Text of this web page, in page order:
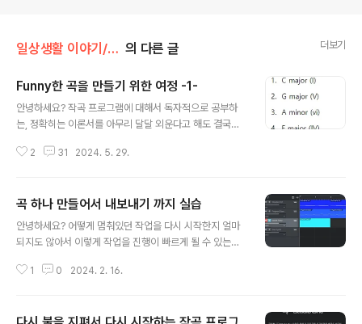
일상생활 이야기/작곡 프로그램 독학 의 다른 글 더보기
Funny한 곡을 만들기 위한 여정 -1-
안녕하세요? 작곡 프로그램에 대해서 독자적으로 공부하
는, 정확히는 이론서를 아무리 달달 외운다고 해도 결국은
게 해서든 간에 일단 코메디에 쓸수 있는 즐거운 곡을 만들
서 일단 chord progression을 하나 받아 오도록 합니
다. 이것만 하면 모든게 다 되는 것으로 처음에는 생각해 보
았습니다만, 그렇지는 않은 것이, 일단 위 코드 진행은 진행
수 있습니다. 먼저 코드 구성하고 있는 음을 일단 위 스크
2 31 2024. 5. 29.
곡 하나 만들어서 내보내기 까지 실습
안녕하세요? 어떻게 멈춰있던 작업을 다시 시작한지 얼마
되지도 않아서 이렇게 작업을 진행이 빠르게 될 수 있는가
을 목표로 하고 있었기 때문에 그렇게 놀랄 일도 아니라는
1 0 2024. 2. 16.